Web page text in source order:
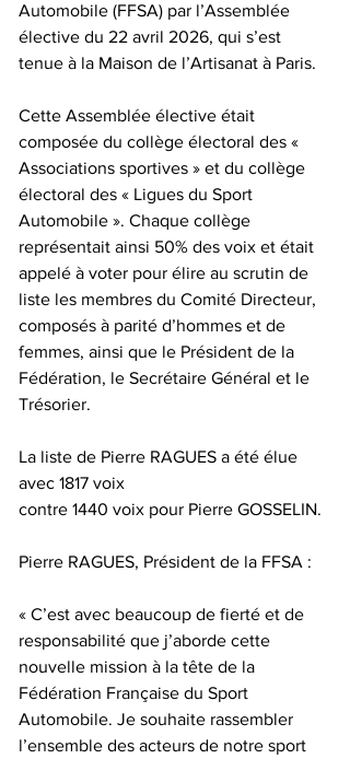
Automobile (FFSA) par l’Assemblée
élective du 22 avril 2026, qui s’est
tenue à la Maison de l’Artisanat à Paris.
Cette Assemblée élective était
composée du collège électoral des «
Associations sportives » et du collège
électoral des « Ligues du Sport
Automobile ». Chaque collège
représentait ainsi 50% des voix et était
appelé à voter pour élire au scrutin de
liste les membres du Comité Directeur,
composés à parité d’hommes et de
femmes, ainsi que le Président de la
Fédération, le Secrétaire Général et le
Trésorier.
La liste de Pierre RAGUES a été élue
avec 1817 voix
contre 1440 voix pour Pierre GOSSELIN.
Pierre RAGUES, Président de la FFSA :
« C’est avec beaucoup de fierté et de
responsabilité que j’aborde cette
nouvelle mission à la tête de la
Fédération Française du Sport
Automobile. Je souhaite rassembler
l’ensemble des acteurs de notre sport